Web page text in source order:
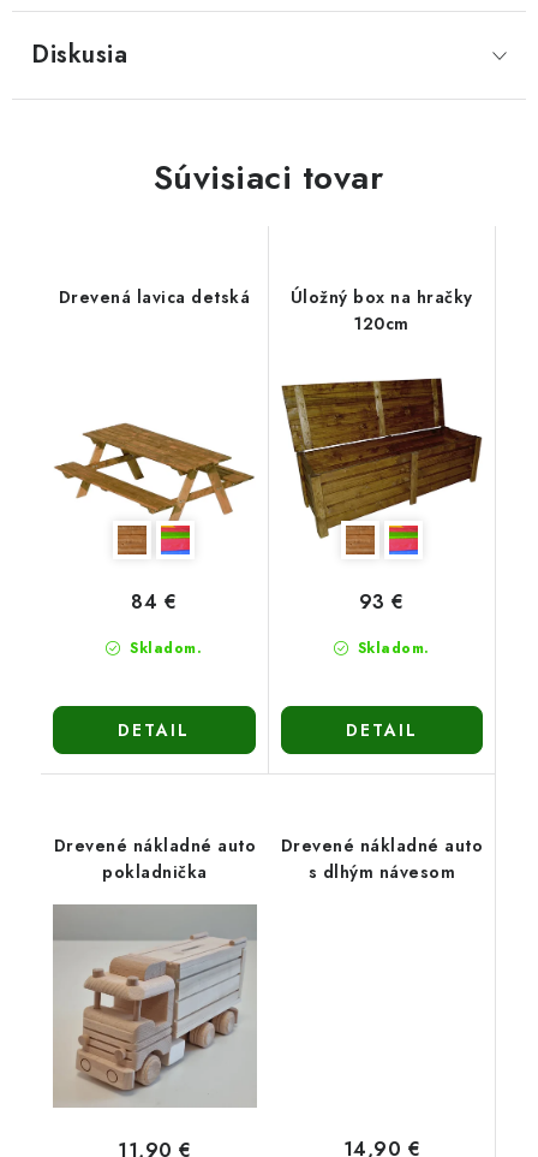
Diskusia
Súvisiaci tovar
Drevená lavica detská
Skladom.
84 €
DETAIL
Úložný box na hračky
120cm
Skladom.
93 €
DETAIL
Drevené nákladné auto
pokladnička
11,90 €
Drevené nákladné auto
s dlhým návesom
14,90 €